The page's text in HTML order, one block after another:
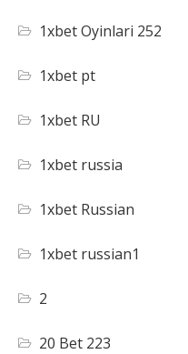
1xbet Oyinlari 252
1xbet pt
1xbet RU
1xbet russia
1xbet Russian
1xbet russian1
2
20 Bet 223